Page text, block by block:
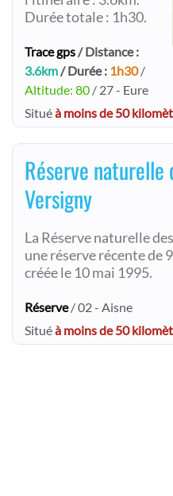
Durée totale : 1h30.
Trace gps/ Distance :
3.6km/ Durée : 1h30/
Altitude: 80 / 27 - Eure
Situéà moins de 50
Réserve naturelle
Versigny
La Réserve naturelle
une réserve récente de
créée le 10 mai 1995.
Réserve/ 02 - Aisne
Situéà moins de 50